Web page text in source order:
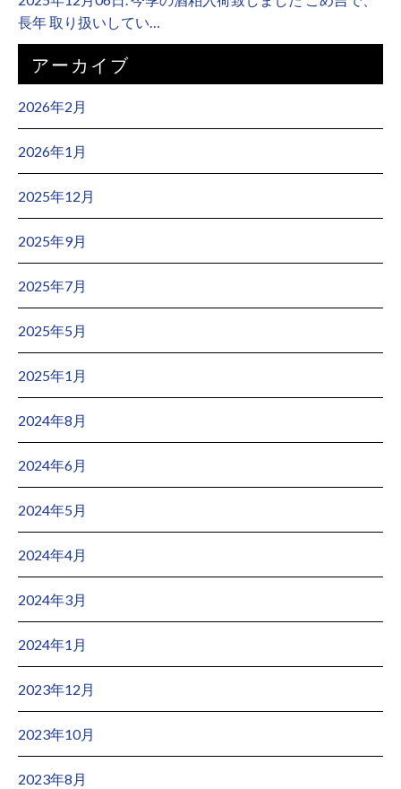
長年 取り扱いしてい…
アーカイブ
2026年2月
2026年1月
2025年12月
2025年9月
2025年7月
2025年5月
2025年1月
2024年8月
2024年6月
2024年5月
2024年4月
2024年3月
2024年1月
2023年12月
2023年10月
2023年8月